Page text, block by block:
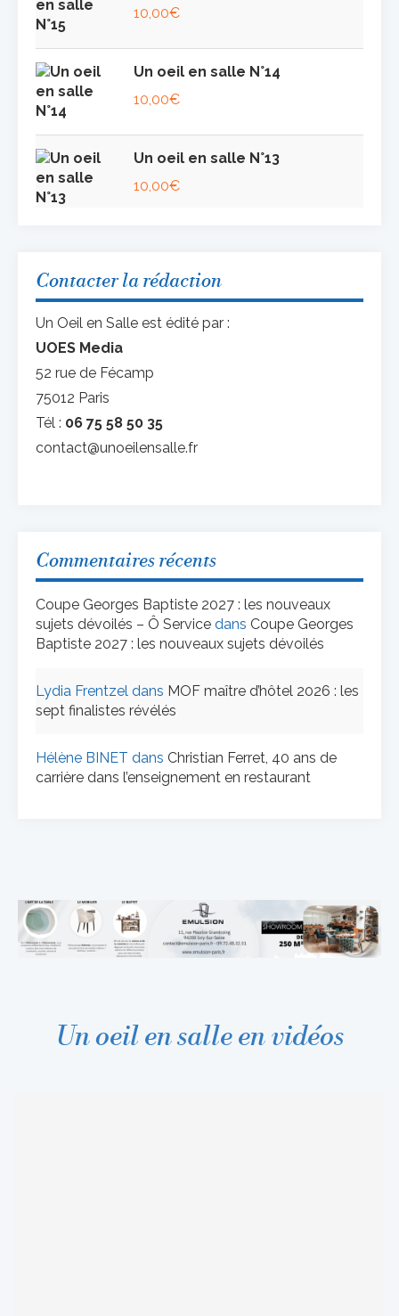
10,00€
Un oeil en salle N°14
10,00€
Un oeil en salle N°13
10,00€
Contacter la rédaction
Un Oeil en Salle est édité par :
UOES Media
52 rue de Fécamp
75012 Paris
Tél : 06 75 58 50 35
contact@unoeilensalle.fr
Commentaires récents
Coupe Georges Baptiste 2027 : les nouveaux
sujets dévoilés – Ô Service dans Coupe Georges
Baptiste 2027 : les nouveaux sujets dévoilés
Lydia Frentzel dans MOF maître d’hôtel 2026 : les
sept finalistes révélés
Hélène BINET dans Christian Ferret, 40 ans de
carrière dans l’enseignement en restaurant
Un oeil en salle en vidéos